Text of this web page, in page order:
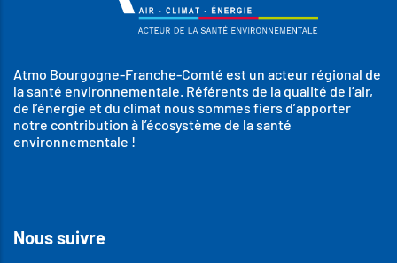
Atmo Bourgogne-Franche-Comté est un acteur régional de
la santé environnementale. Référents de la qualité de l’air,
de l’énergie et du climat nous sommes fiers d’apporter
notre contribution à l’écosystème de la santé
environnementale !
Nous suivre